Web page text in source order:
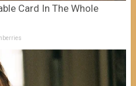
Card In The Whole